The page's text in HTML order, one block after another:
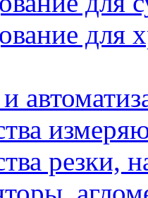
для
резки,